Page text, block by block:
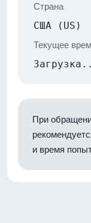
Страна
США (US)
Текущее
При
и время